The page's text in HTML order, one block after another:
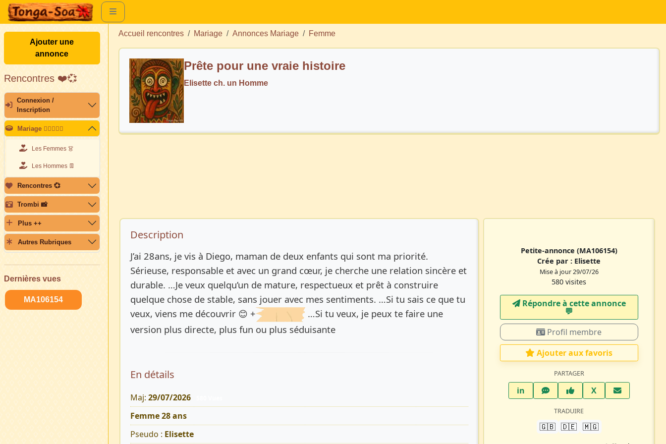
Ajouter une
annonce
Rencontres ❤️💞
Connexion /
Inscription
Mariage 👩🏽‍❤️‍👨🏽
Les Femmes 👗
Les Hommes 👖
Rencontres 💞
Trombi 📸
Plus ++
Autres Rubriques
Dernières vues
MA106154
Accueil rencontres Mariage Annonces Mariage Femme
Prête pour une vraie histoire
Elisette ch. un Homme
Description de l’annonce
Description
J’ai 28ans, je vis à Diego, maman de deux enfants qui sont ma priorité.
Sérieuse, responsable et avec un grand cœur, je cherche une relation sincère et
durable. …Je veux quelqu’un de mature, respectueux et prêt à construire
quelque chose de stable, sans jouer avec mes sentiments. …Si tu sais ce que tu
veux, viens me découvrir 😊 +
…Si tu veux, je peux te faire une
version plus directe, plus fun ou plus séduisante
En détails
Maj: 29/07/2026
Femme 28 ans
Pseudo : Elisette
Petite-annonce (MA106154)
Crée par : Elisette
Mise à jour 29/07/26
580 visites
Répondre à cette annonce
💬​
Profil membre
Ajouter aux favoris
PARTAGER
inLinkedInWhatsAppFacebook
XTwitter X
TRADUIRE
🇬🇧 🇩🇪 🇲🇬